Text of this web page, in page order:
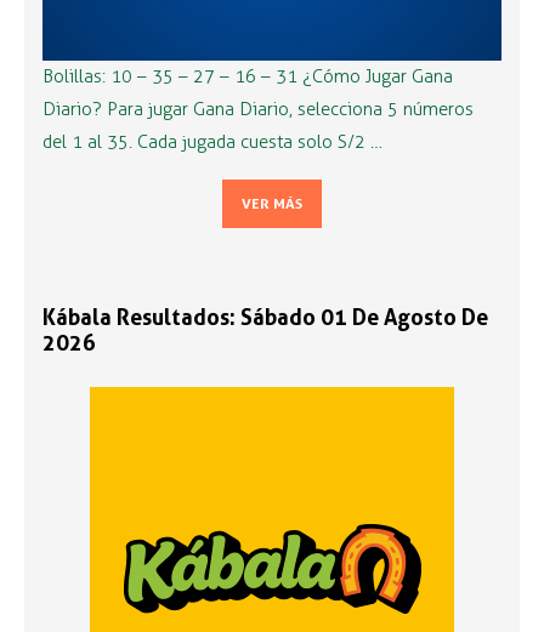
Bolillas: 10 – 35 – 27 – 16 – 31 ¿Cómo Jugar Gana
Diario? Para jugar Gana Diario, selecciona 5 números
del 1 al 35. Cada jugada cuesta solo S/2 …
VER MÁS
Kábala Resultados: Sábado 01 De Agosto De
2026